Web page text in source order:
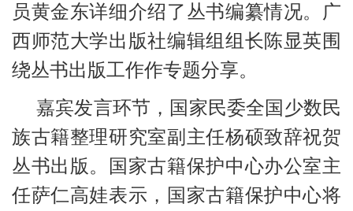
员黄金东详细介绍了丛书编纂情况。广
西师范大学出版社编辑组组长陈显英围
绕丛书出版工作作专题分享。
嘉宾发言环节，国家民委全国少数民
族古籍整理研究室副主任杨硕致辞祝贺
丛书出版。国家古籍保护中心办公室主
任萨仁高娃表示，国家古籍保护中心将